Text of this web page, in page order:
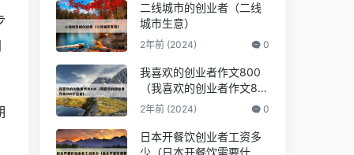
二线城市的创业者（二线
城市生意）
2年前 (2024) 0
我喜欢的创业者作文800
（我喜欢的创业者作文80
0字左右）
2年前 (2024) 0
日本开餐饮创业者工资多
少（日本开餐饮需要什么